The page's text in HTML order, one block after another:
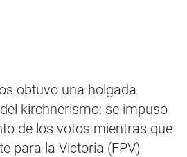
obtuvo una holgada
kirchnerismo: se impuso
de los votos mientras que
para la Victoria (FPV)